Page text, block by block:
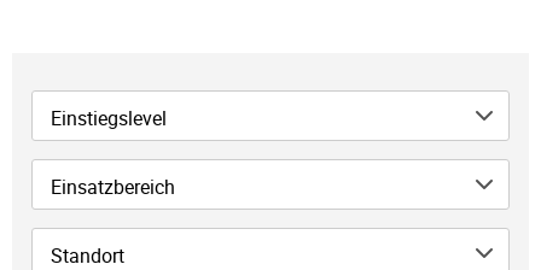
Einstiegslevel
Einsatzbereich
Standort